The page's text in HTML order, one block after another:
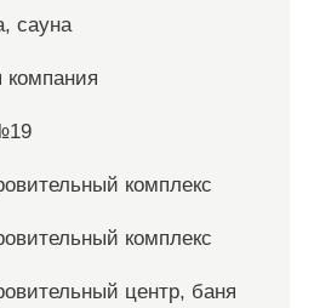
сауна
компания
комплекс
комплекс
центр, баня